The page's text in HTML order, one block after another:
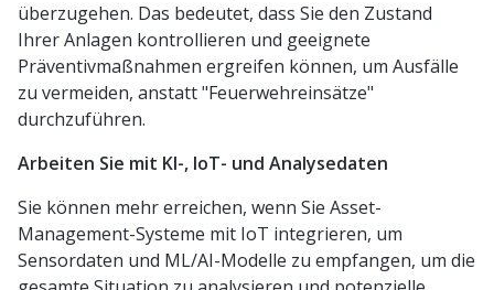
überzugehen. Das bedeutet, dass Sie den Zustand
Ihrer Anlagen kontrollieren und geeignete
Präventivmaßnahmen ergreifen können, um Ausfälle
zu vermeiden, anstatt "Feuerwehreinsätze"
durchzuführen.
Arbeiten Sie mit KI-, IoT- und Analysedaten
Sie können mehr erreichen, wenn Sie Asset-
Management-Systeme mit IoT integrieren, um
Sensordaten und ML/AI-Modelle zu empfangen, um die